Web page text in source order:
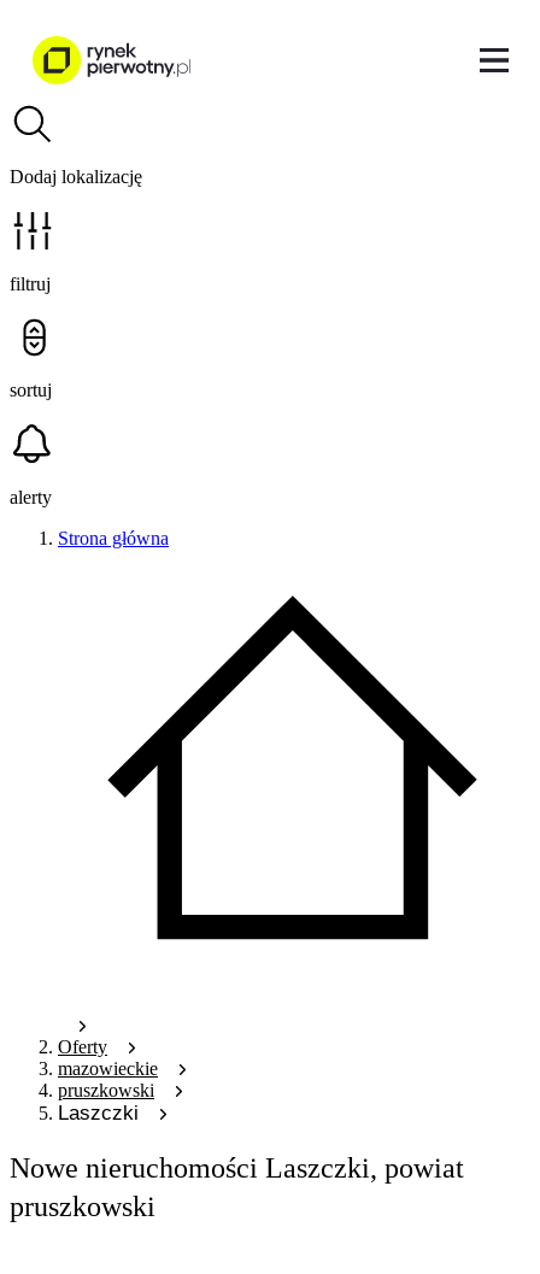
Dodaj lokalizację
filtruj
sortuj
alerty
Strona główna
Oferty
mazowieckie
pruszkowski
Laszczki
Nowe nieruchomości Laszczki, powiat
pruszkowski